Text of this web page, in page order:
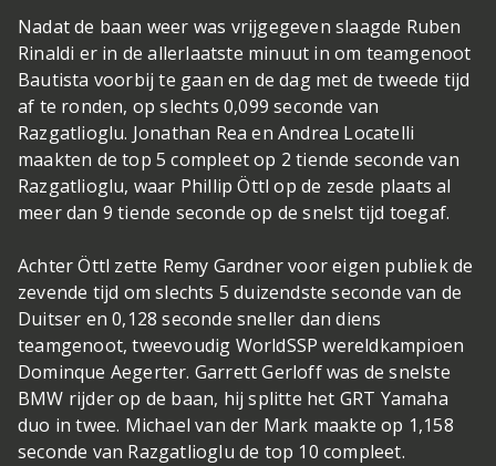
Nadat de baan weer was vrijgegeven slaagde Ruben
Rinaldi er in de allerlaatste minuut in om teamgenoot
Bautista voorbij te gaan en de dag met de tweede tijd
af te ronden, op slechts 0,099 seconde van
Razgatlioglu. Jonathan Rea en Andrea Locatelli
maakten de top 5 compleet op 2 tiende seconde van
Razgatlioglu, waar Phillip Öttl op de zesde plaats al
meer dan 9 tiende seconde op de snelst tijd toegaf.
Achter Öttl zette Remy Gardner voor eigen publiek de
zevende tijd om slechts 5 duizendste seconde van de
Duitser en 0,128 seconde sneller dan diens
teamgenoot, tweevoudig WorldSSP wereldkampioen
Dominque Aegerter. Garrett Gerloff was de snelste
BMW rijder op de baan, hij splitte het GRT Yamaha
duo in twee. Michael van der Mark maakte op 1,158
seconde van Razgatlioglu de top 10 compleet.